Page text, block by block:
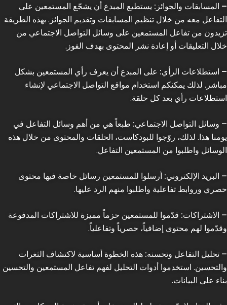
– المسابقات والجوائز: يستطيع المبدع أن يشجّع المستمعين على
التفاعل معه من خلال تنظيم المسابقات وتقديم الجوائز. بهذه الطريقة
تزيدون من تفاعل المستمعين على وسائل التواصل الاجتماعي من
خلال التعليقات أو إعادة نشر المحتوى بهدف الفوز.
– استطلاعات الرأي: على المبدع أن يعرف رأي المستمعين بشكل
مباشر. لذلك يمكنكم استخدام مواقع التواصل الاجتماعي لإنشاء
استطلاعات رأي بعد كل حلقة.
– وسائل التواصل الاجتماعي: طبعاً هي من أهم وسائل التفاعل في
يومنا هذا. لذلك، روّجوا للبودكاست، الحلقات والمحتوى من خلال هذه
الوسائل واطلبوا من المستمعين التفاعل.
– البريد الإلكتروني: أرسلوا للمستمعين رسائل خاصة فيها محتوى
حصري وروابط تفاعلية واطلبوا منهم الرد عليها.
– الاشتراكات: قدّموا للمستمعين حزماً مميزة للاشتراكات المدفوعة
وقدّموا لهم محتوى إضافياً، حصرياً وتفاعلياً.
– تحليل التفاعل وتحسنه: هذه الخطوة أساسية لاكتشاف الثغرات
والتحسين. استخدموا أدوات التحليل لفهم تفاعل المستمعين والتحسين
بناء على البيانات.